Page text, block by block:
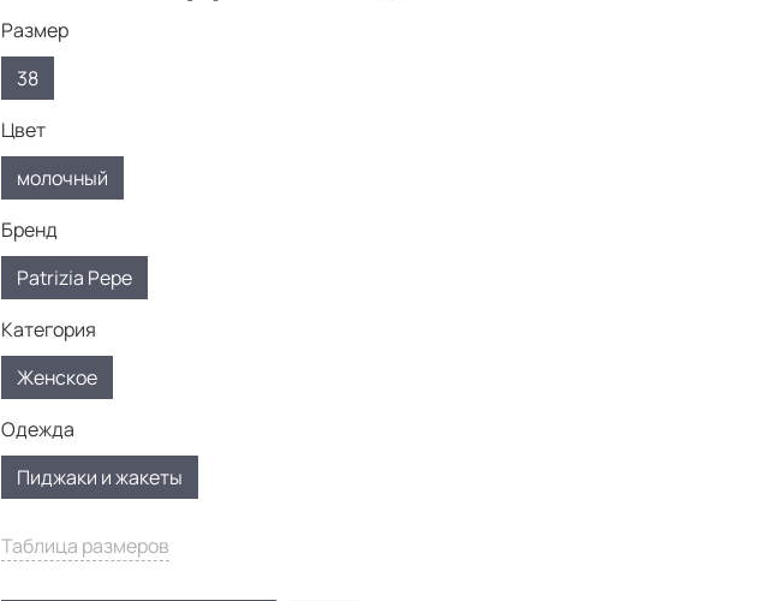
Таблица размеров
Размер
38
Цвет
молочный
Бренд
Patrizia Pepe
Категория
Женское
Одежда
Пиджаки и жакеты